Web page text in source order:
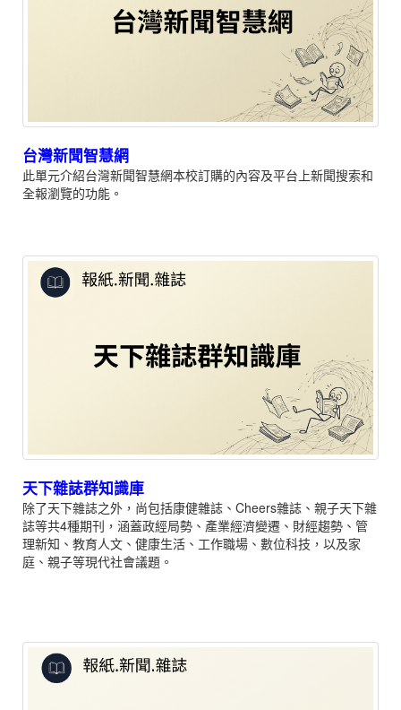
台灣新聞智慧網
此單元介紹台灣新聞智慧網本校訂購的內容及平台上新聞搜索和
全報瀏覽的功能。
天下雜誌群知識庫
除了天下雜誌之外，尚包括康健雜誌、Cheers雜誌、親子天下雜
誌等共4種期刊，涵蓋政經局勢、產業經濟變遷、財經趨勢、管
理新知、教育人文、健康生活、工作職場、數位科技，以及家
庭、親子等現代社會議題。